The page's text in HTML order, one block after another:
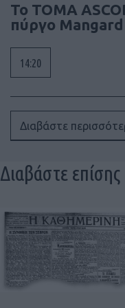
Το ΤΟΜΑ
πύργο
14:20
Διαβάστε
Διαβάστε επίσης